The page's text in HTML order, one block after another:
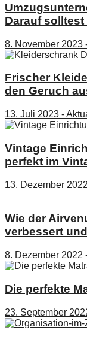
Darauf
8. November 2023
Frischer
den Geruch
13. Juli 2023 -
Vintage
perfekt im
13. Dezember
Wie der
verbessert
8. Dezember 2022
Die perfekte
23. September